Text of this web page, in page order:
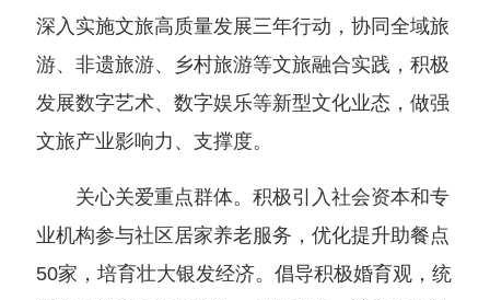
深入实施文旅高质量发展三年行动，协同全域旅
游、非遗旅游、乡村旅游等文旅融合实践，积极
发展数字艺术、数字娱乐等新型文化业态，做强
文旅产业影响力、支撑度。
关心关爱重点群体。积极引入社会资本和专
业机构参与社区居家养老服务，优化提升助餐点
50家，培育壮大银发经济。倡导积极婚育观，统